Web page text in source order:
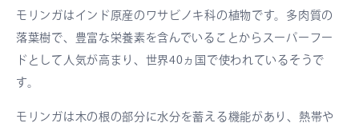
モリンガはインド原産のワサビノキ科の植物です。多肉質の
落葉樹で、豊富な栄養素を含んでいることからスーパーフー
ドとして人気が高まり、世界40ヵ国で使われているそうで
す。
モリンガは木の根の部分に水分を蓄える機能があり、熱帯や